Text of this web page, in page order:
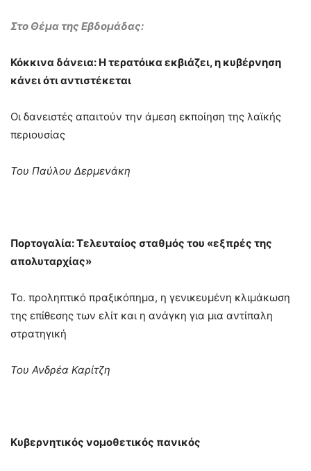
Στο Θέμα της Εβδομάδας:
Κόκκινα δάνεια: Η τερατόικα εκβιάζει, η κυβέρνηση
κάνει ότι αντιστέκεται
Οι δανειστές απαιτούν την άμεση εκποίηση της λαϊκής
περιουσίας
Του Παύλου Δερμενάκη
Πορτογαλία: Τελευταίος σταθμός του «εξπρές της
απολυταρχίας»
Το. προληπτικό πραξικόπημα, η γενικευμένη κλιμάκωση
της επίθεσης των ελίτ και η ανάγκη για μια αντίπαλη
στρατηγική
Του Ανδρέα Καρίτζη
Κυβερνητικός νομοθετικός πανικός